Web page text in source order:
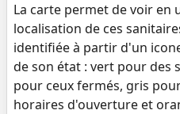
La carte permet de voir en
localisation de ces
identifiée à partir d'un
de son état : vert pour des
pour ceux fermés, gris
horaires d'ouverture et